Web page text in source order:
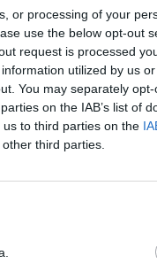
or processing of your
use the below opt-out
request is processed
utilized by us
You may separately
on the IAB’s list of
to third parties on the
third parties.
30.000
En
eligió a
intentó
y la
y fondos
y